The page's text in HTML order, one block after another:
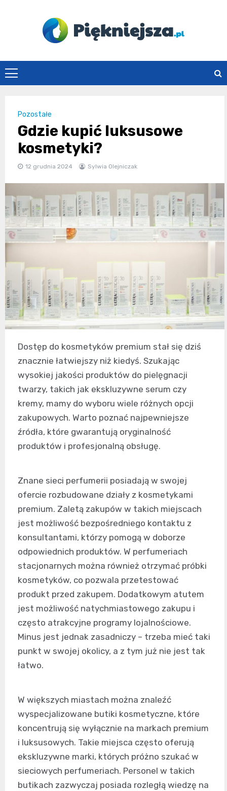
piekniejsza.pl
Pozostałe
Gdzie kupić luksusowe
kosmetyki?
12 grudnia 2024 Sylwia Olejniczak
Dostęp do kosmetyków premium stał się dziś
znacznie łatwiejszy niż kiedyś. Szukając
wysokiej jakości produktów do pielęgnacji
twarzy, takich jak ekskluzywne serum czy
kremy, mamy do wyboru wiele różnych opcji
zakupowych. Warto poznać najpewniejsze
źródła, które gwarantują oryginalność
produktów i profesjonalną obsługę.
Znane sieci perfumerii posiadają w swojej
ofercie rozbudowane działy z kosmetykami
premium. Zaletą zakupów w takich miejscach
jest możliwość bezpośredniego kontaktu z
konsultantami, którzy pomogą w doborze
odpowiednich produktów. W perfumeriach
stacjonarnych można również otrzymać próbki
kosmetyków, co pozwala przetestować
produkt przed zakupem. Dodatkowym atutem
jest możliwość natychmiastowego zakupu i
często atrakcyjne programy lojalnościowe.
Minus jest jednak zasadniczy – trzeba mieć taki
punkt w swojej okolicy, a z tym już nie jest tak
łatwo.
W większych miastach można znaleźć
wyspecjalizowane butiki kosmetyczne, które
koncentrują się wyłącznie na markach premium
i luksusowych. Takie miejsca często oferują
ekskluzywne marki, których próżno szukać w
sieciowych perfumeriach. Personel w takich
butikach zazwyczaj posiada rozległą wiedzę na